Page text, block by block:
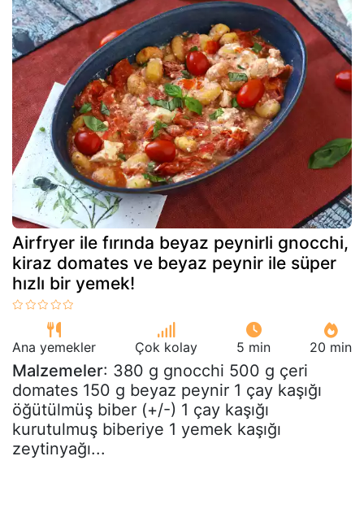
Airfryer ile fırında beyaz peynirli gnocchi,
kiraz domates ve beyaz peynir ile süper
hızlı bir yemek!
Ana yemekler Çok kolay 5 min 20 min
Malzemeler: 380 g gnocchi 500 g çeri
domates 150 g beyaz peynir 1 çay kaşığı
öğütülmüş biber (+/-) 1 çay kaşığı
kurutulmuş biberiye 1 yemek kaşığı
zeytinyağı...